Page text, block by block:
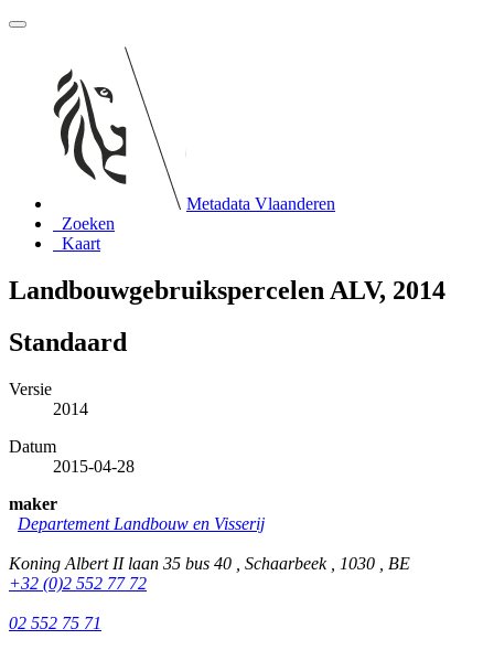
Metadata Vlaanderen
Zoeken
Kaart
Landbouwgebruikspercelen ALV, 2014
Standaard
Versie
2014
Datum
2015-04-28
maker
Departement Landbouw en Visserij
Koning Albert II laan 35 bus 40 , Schaarbeek , 1030 , BE
+32 (0)2 552 77 72
02 552 75 71